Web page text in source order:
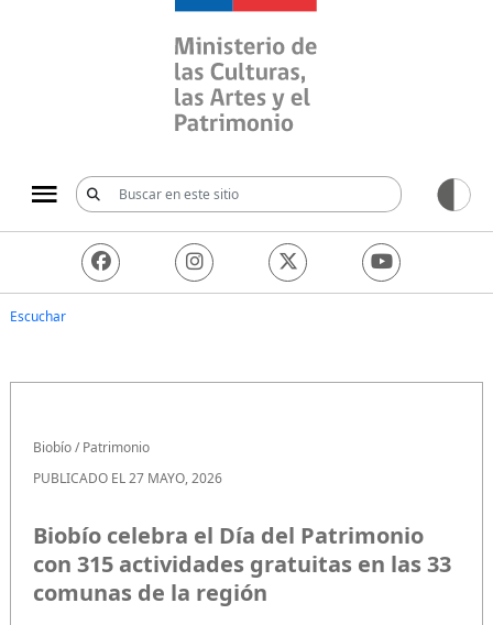
Ministerio de las
Escuchar
Biobío/Patrimonio
PUBLICADO EL 27 MAYO, 2026
Biobío celebra el Día del Patrimonio
con 315 actividades gratuitas en las 33
comunas de la región